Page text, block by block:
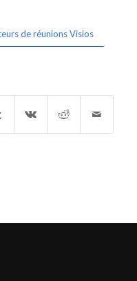
de réunions Visios